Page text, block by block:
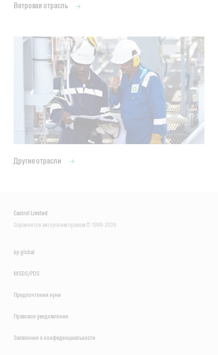
Ветровая отрасль
Другие отрасли
Castrol Limited
Охраняется авторским правом © 1999-2026
bp global
MSDS/PDS
Предпочтения куки
Правовое уведомление
Заявление о конфиденциальности